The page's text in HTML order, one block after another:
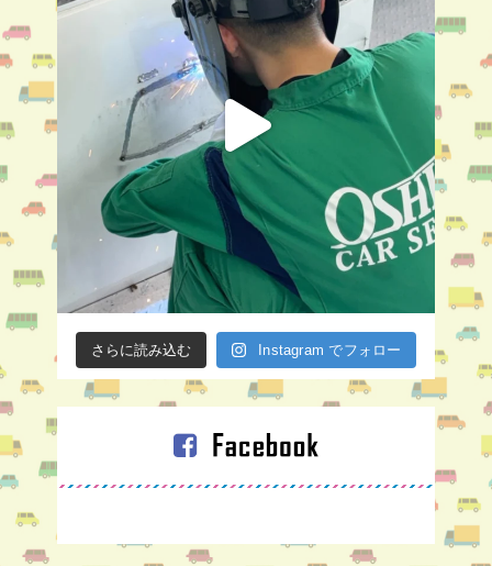
さらに読み込む Instagram でフォロー